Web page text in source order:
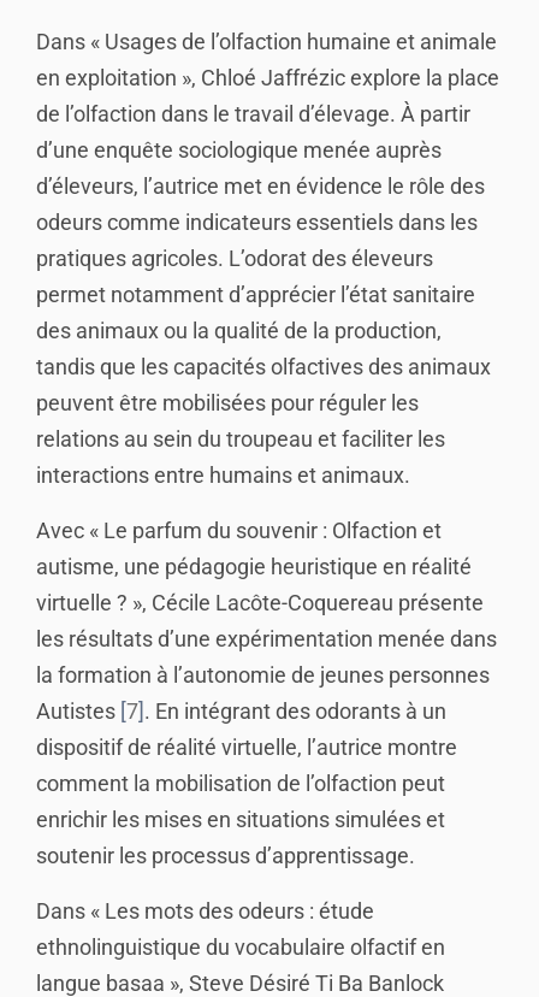
Dans « Usages de l’olfaction humaine et animale
en exploitation », Chloé Jaffrézic explore la place
de l’olfaction dans le travail d’élevage. À partir
d’une enquête sociologique menée auprès
d’éleveurs, l’autrice met en évidence le rôle des
odeurs comme indicateurs essentiels dans les
pratiques agricoles. L’odorat des éleveurs
permet notamment d’apprécier l’état sanitaire
des animaux ou la qualité de la production,
tandis que les capacités olfactives des animaux
peuvent être mobilisées pour réguler les
relations au sein du troupeau et faciliter les
interactions entre humains et animaux.
Avec « Le parfum du souvenir : Olfaction et
autisme, une pédagogie heuristique en réalité
virtuelle ? », Cécile Lacôte-Coquereau présente
les résultats d’une expérimentation menée dans
la formation à l’autonomie de jeunes personnes
Autistes 7 . En intégrant des odorants à un
dispositif de réalité virtuelle, l’autrice montre
comment la mobilisation de l’olfaction peut
enrichir les mises en situations simulées et
soutenir les processus d’apprentissage.
Dans « Les mots des odeurs : étude
ethnolinguistique du vocabulaire olfactif en
langue basaa », Steve Désiré Ti Ba Banlock